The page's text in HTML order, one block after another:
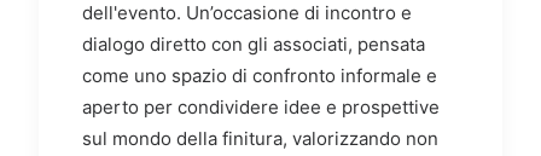
dell'evento. Un’occasione di incontro e
dialogo diretto con gli associati, pensata
come uno spazio di confronto informale e
aperto per condividere idee e prospettive
sul mondo della finitura, valorizzando non